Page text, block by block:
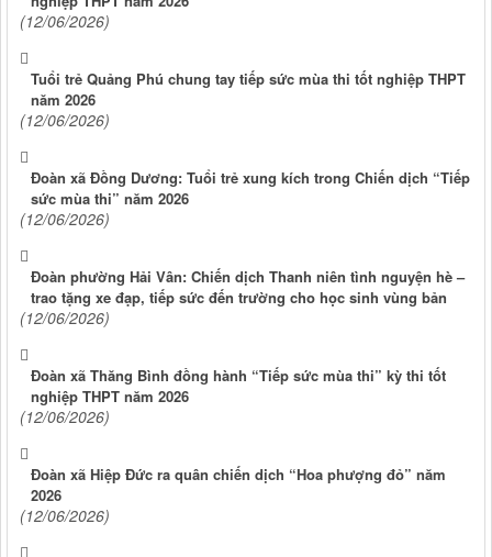
(12/06/2026)
Tuổi trẻ Quảng Phú chung tay tiếp sức mùa thi tốt nghiệp THPT
năm 2026
(12/06/2026)
Đoàn xã Đồng Dương: Tuổi trẻ xung kích trong Chiến dịch “Tiếp
sức mùa thi” năm 2026
(12/06/2026)
Đoàn phường Hải Vân: Chiến dịch Thanh niên tình nguyện hè –
trao tặng xe đạp, tiếp sức đến trường cho học sinh vùng bản
(12/06/2026)
Đoàn xã Thăng Bình đồng hành “Tiếp sức mùa thi” kỳ thi tốt
nghiệp THPT năm 2026
(12/06/2026)
Đoàn xã Hiệp Đức ra quân chiến dịch “Hoa phượng đỏ” năm
2026
(12/06/2026)